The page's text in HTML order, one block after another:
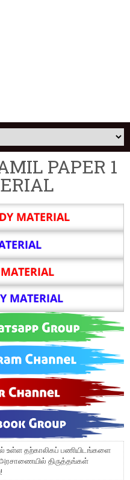
PAPER 1
MATERIAL
MATERIAL
உள்ள தற்காலிகப் பணியிடங்களை
திருத்தங்கள்